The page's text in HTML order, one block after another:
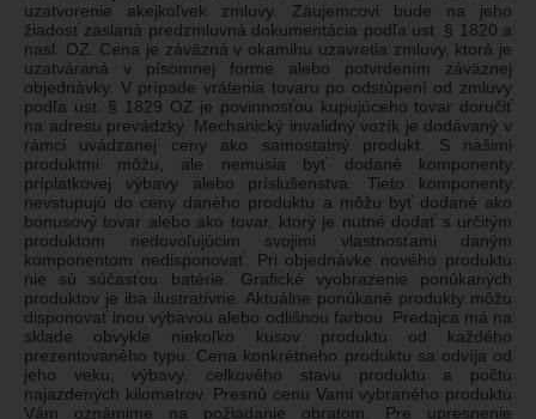
uzatvorenie akejkoľvek zmluvy. Záujemcovi bude na jeho
žiadosť zaslaná predzmluvná dokumentácia podľa ust. § 1820 a
nasl. OZ. Cena je záväzná v okamihu uzavretia zmluvy, ktorá je
uzatváraná v písomnej forme alebo potvrdením záväznej
objednávky. V prípade vrátenia tovaru po odstúpení od zmluvy
podľa ust. § 1829 OZ je povinnosťou kupujúceho tovar doručiť
na adresu prevádzky. Mechanický invalidný vozík je dodávaný v
rámci uvádzanej ceny ako samostatný produkt. S našimi
produktmi môžu, ale nemusia byť dodané komponenty
príplatkovej výbavy alebo príslušenstva. Tieto komponenty
nevstupujú do ceny daného produktu a môžu byť dodané ako
bonusový tovar alebo ako tovar, ktorý je nutné dodať s určitým
produktom nedovoľujúcim svojimi vlastnosťami daným
komponentom nedisponovať. Pri objednávke nového produktu
nie sú súčasťou batérie. Grafické vyobrazenie ponúkaných
produktov je iba ilustratívne. Aktuálne ponúkané produkty môžu
disponovať inou výbavou alebo odlišnou farbou. Predajca má na
sklade obvykle niekoľko kusov produktu od každého
prezentovaného typu. Cena konkrétneho produktu sa odvíja od
jeho veku, výbavy, celkového stavu produktu a počtu
najazdených kilometrov. Presnú cenu Vami vybraného produktu
Vám oznámime na požiadanie obratom. Pre upresnenie